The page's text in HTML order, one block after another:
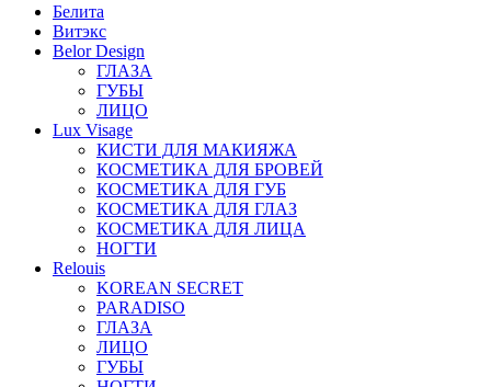
Белита
Витэкс
Belor Design
ГЛАЗА
ГУБЫ
ЛИЦО
Lux Visage
КИСТИ ДЛЯ МАКИЯЖА
КОСМЕТИКА ДЛЯ БРОВЕЙ
КОСМЕТИКА ДЛЯ ГУБ
КОСМЕТИКА ДЛЯ ГЛАЗ
КОСМЕТИКА ДЛЯ ЛИЦА
НОГТИ
Relouis
KOREAN SECRET
PARADISO
ГЛАЗА
ЛИЦО
ГУБЫ